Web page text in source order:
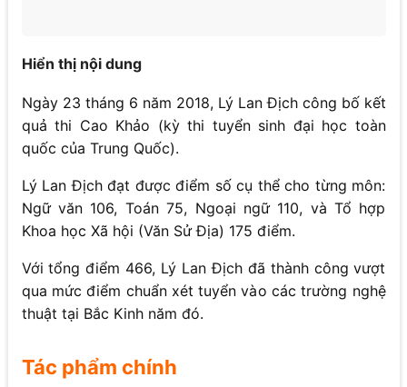
Hiển thị nội dung
Ngày 23 tháng 6 năm 2018, Lý Lan Địch công bố kết
quả thi Cao Khảo (kỳ thi tuyển sinh đại học toàn
quốc của Trung Quốc).
Lý Lan Địch đạt được điểm số cụ thể cho từng môn:
Ngữ văn 106, Toán 75, Ngoại ngữ 110, và Tổ hợp
Khoa học Xã hội (Văn Sử Địa) 175 điểm.
Với tổng điểm 466, Lý Lan Địch đã thành công vượt
qua mức điểm chuẩn xét tuyển vào các trường nghệ
thuật tại Bắc Kinh năm đó.
Tác phẩm chính